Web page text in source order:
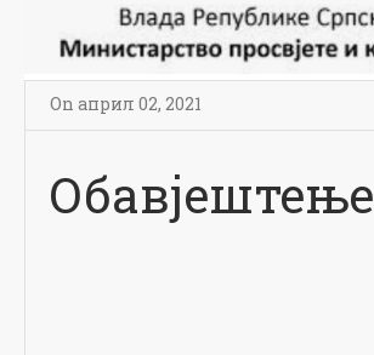
On април 02, 2021
Обавјештење